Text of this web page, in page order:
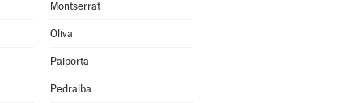
Montserrat
Oliva
Paiporta
Pedralba